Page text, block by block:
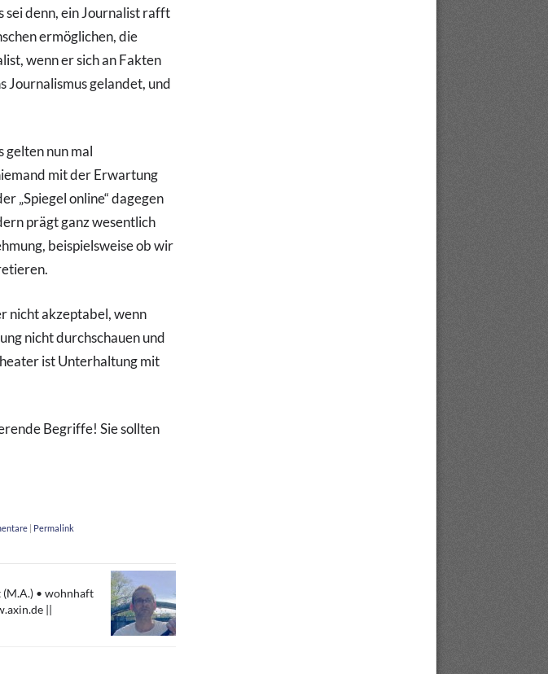
denn, ein Journalist rafft
ermöglichen, die
wenn er sich an Fakten
Journalismus gelandet, und
gelten nun mal
mit der Erwartung
„Spiegel online“ dagegen
prägt ganz wesentlich
beispielsweise ob wir
nicht akzeptabel, wenn
nicht durchschauen und
ist Unterhaltung mit
Begriffe! Sie sollten
| Permalink
• wohnhaft
||